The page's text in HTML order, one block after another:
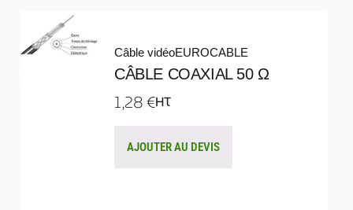
Câble vidéoEUROCABLE
CÂBLE COAXIAL 50 Ω
1,28€HT
AJOUTER AU DEVIS